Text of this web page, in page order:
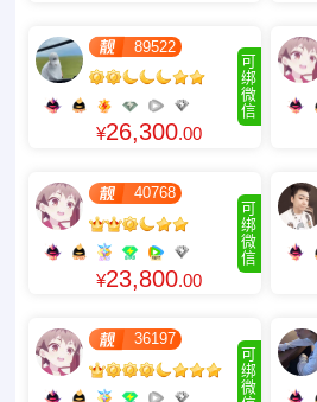
可
绑
微
信
89522
¥26,300.00
可
绑
微
信
40768
¥23,800.00
可
绑
微
36197